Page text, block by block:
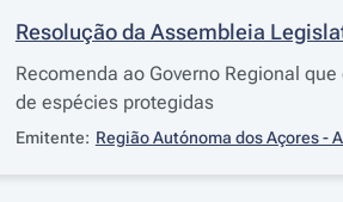
Resolução da Assembleia
Recomenda ao Governo Regional
de espécies protegidas
Emitente: Região Autónoma dos Açores -